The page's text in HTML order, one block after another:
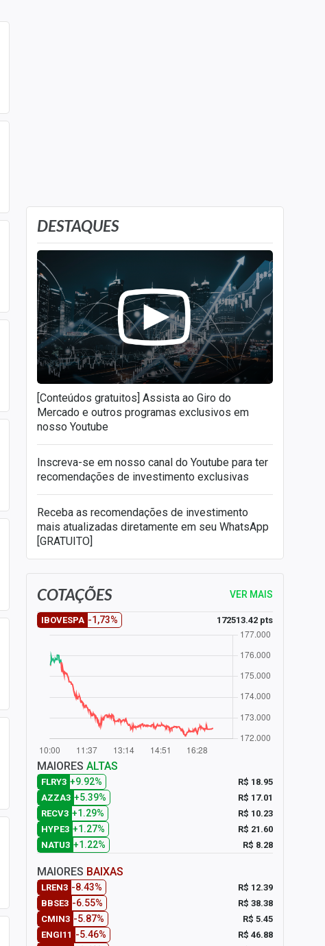
DESTAQUES
[Conteúdos gratuitos] Assista ao Giro do
Mercado e outros programas exclusivos em
nosso Youtube
Inscreva-se em nosso canal do Youtube para ter
recomendações de investimento exclusivas
Receba as recomendações de investimento
mais atualizadas diretamente em seu WhatsApp
[GRATUITO]
COTAÇÕES VER MAIS
IBOVESPA -1,73% 172513.42 pts
MAIORES ALTAS
FLRY3 +9.92%
R$ 18.95
AZZA3 +5.39%
R$ 17.01
RECV3 +1.29%
R$ 10.23
HYPE3 +1.27%
R$ 21.60
NATU3 +1.22% R$ 8.28
MAIORES BAIXAS
LREN3 -8.43%
R$ 12.39
BBSE3 -6.55%
R$ 38.38
CMIN3 -5.87%
R$ 5.45
ENGI11 -5.46%
R$ 46.88